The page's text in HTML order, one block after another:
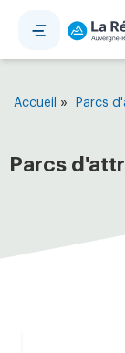
Accueil » Parcs
Parcs